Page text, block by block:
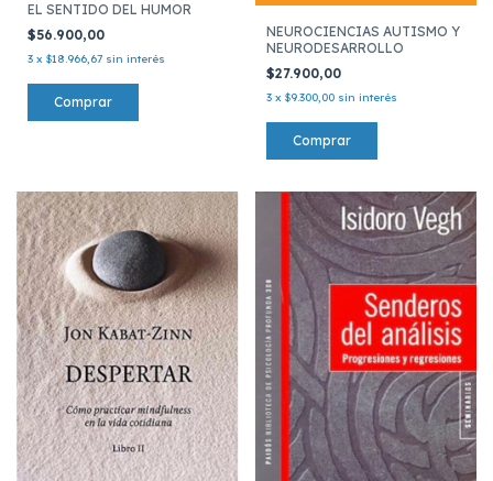
EL SENTIDO DEL HUMOR
$56.900,00
3 x $18.966,67 sin interés
NEUROCIENCIAS AUTISMO Y
NEURODESARROLLO
$27.900,00
3 x $9.300,00 sin interés